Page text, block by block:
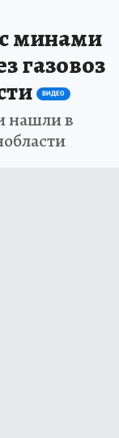
минами
газовоз
ВИДЕО
нашли в